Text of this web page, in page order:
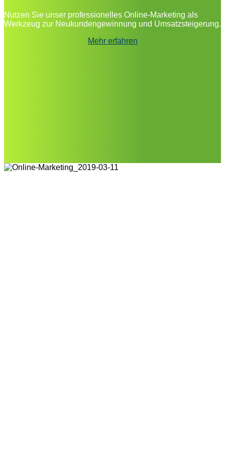
Nutzen Sie unser professionelles Online-Marketing als
Werkzeug zur Neukundengewinnung und Umsatzsteigerung.
Mehr erfahren